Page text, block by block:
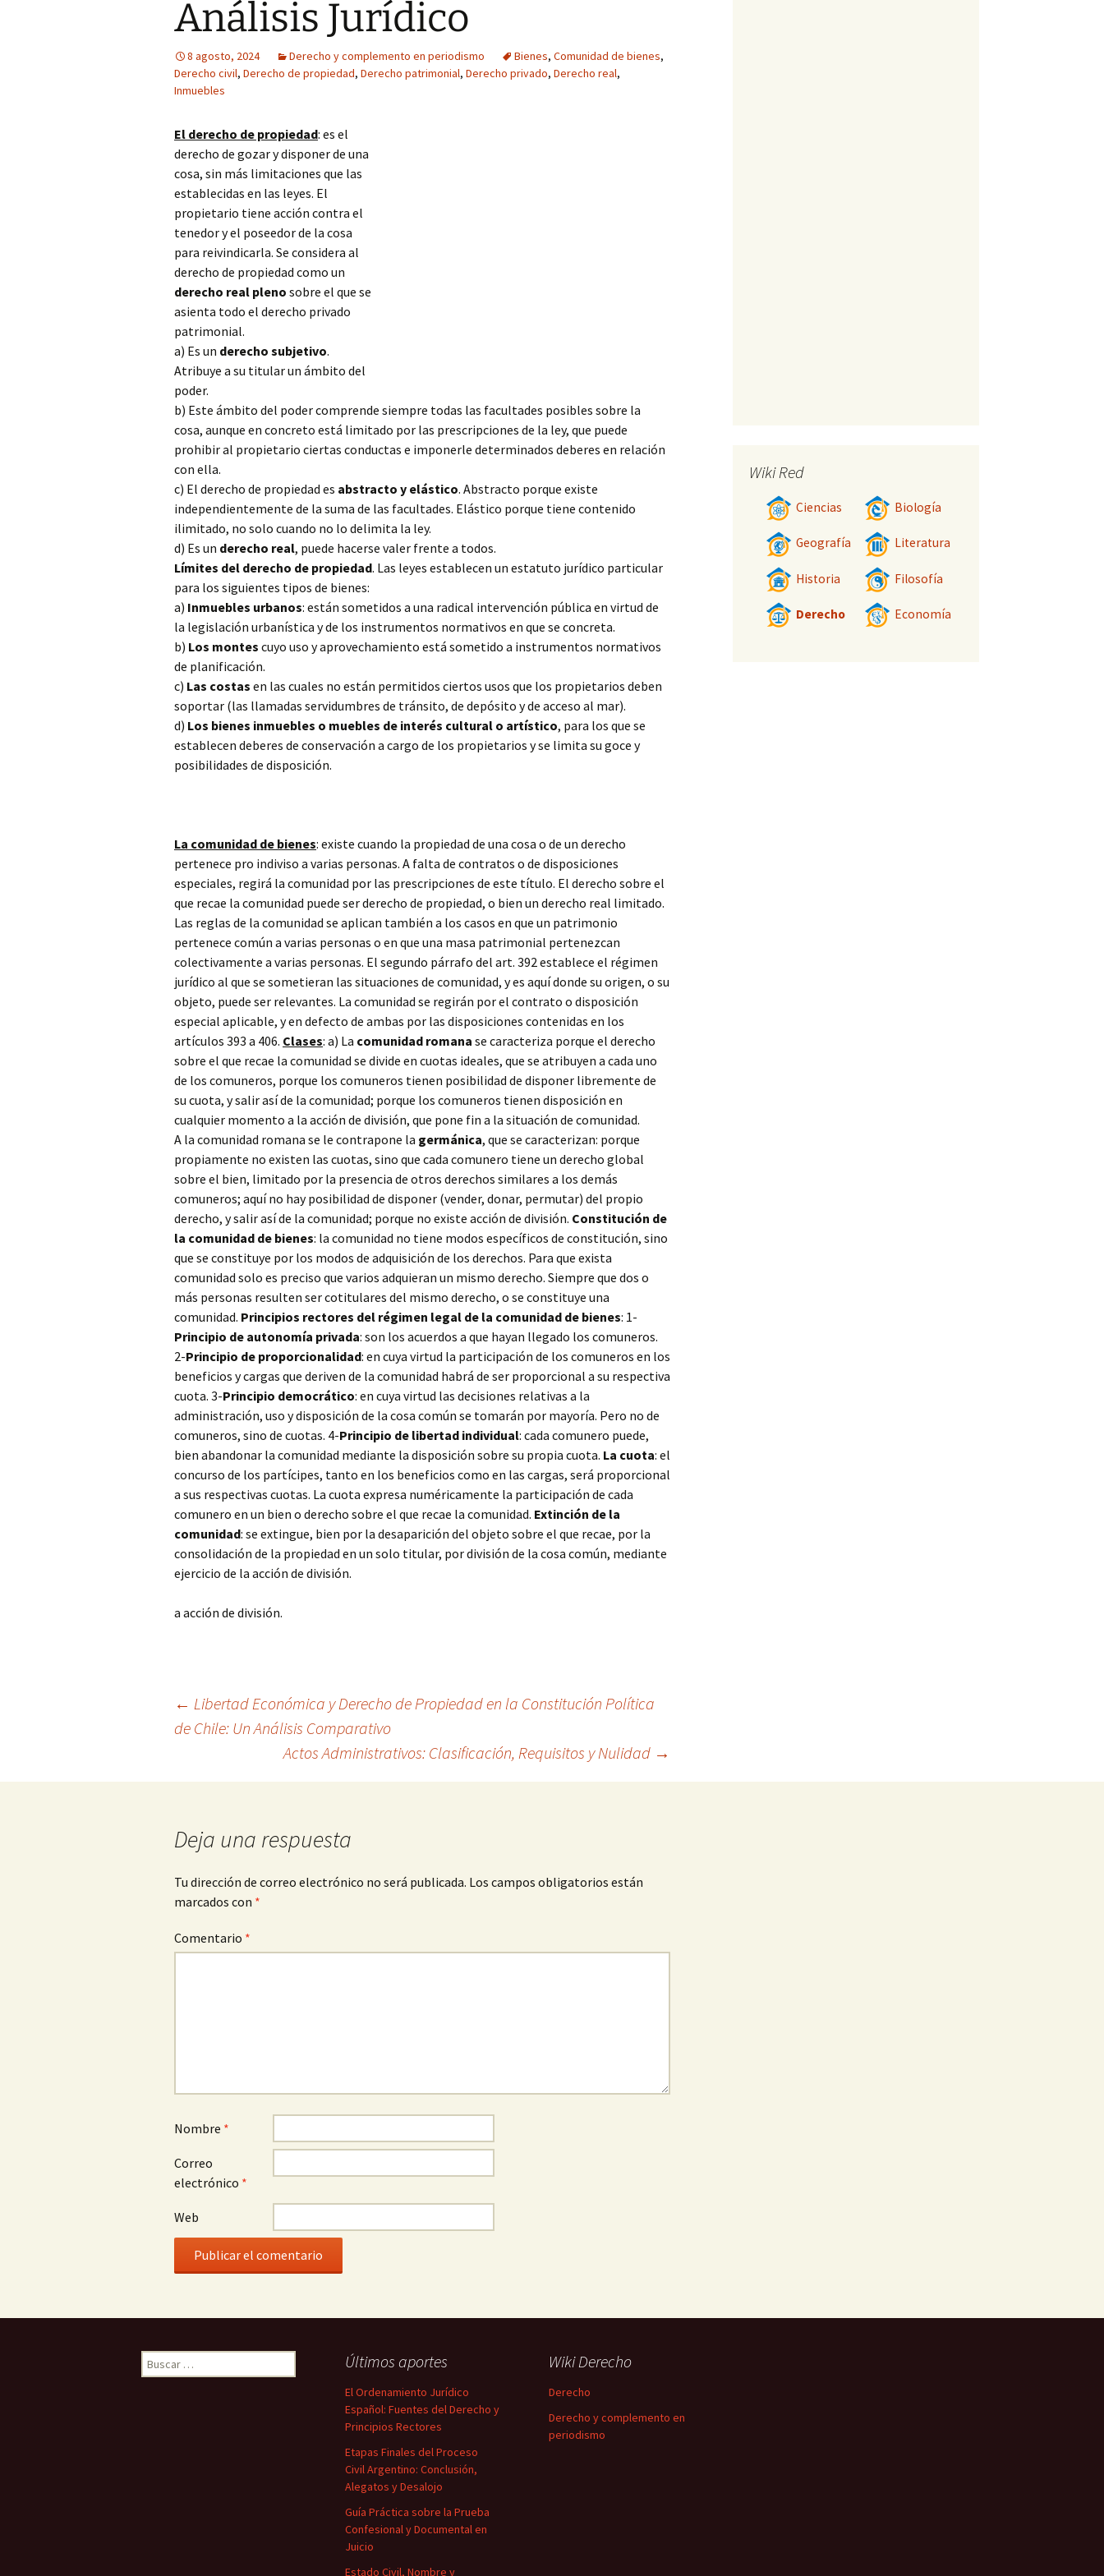
Análisis Jurídico
8 agosto, 2024 Derecho y complemento en periodismo Bienes, Comunidad de bienes,
Derecho civil, Derecho de propiedad, Derecho patrimonial, Derecho privado, Derecho real,
Inmuebles
El derecho de propiedad: es el
derecho de gozar y disponer de una
cosa, sin más limitaciones que las
establecidas en las leyes. El
propietario tiene acción contra el
tenedor y el poseedor de la cosa
para reivindicarla. Se considera al
derecho de propiedad como un
derecho real pleno sobre el que se
asienta todo el derecho privado
patrimonial.
a) Es un derecho subjetivo.
Atribuye a su titular un ámbito del
poder.
b) Este ámbito del poder comprende siempre todas las facultades posibles sobre la
cosa, aunque en concreto está limitado por las prescripciones de la ley, que puede
prohibir al propietario ciertas conductas e imponerle determinados deberes en relación
con ella.
c) El derecho de propiedad es abstracto y elástico. Abstracto porque existe
independientemente de la suma de las facultades. Elástico porque tiene contenido
ilimitado, no solo cuando no lo delimita la ley.
d) Es un derecho real, puede hacerse valer frente a todos.
Límites del derecho de propiedad. Las leyes establecen un estatuto jurídico particular
para los siguientes tipos de bienes:
a) Inmuebles urbanos: están sometidos a una radical intervención pública en virtud de
la legislación urbanística y de los instrumentos normativos en que se concreta.
b) Los montes cuyo uso y aprovechamiento está sometido a instrumentos normativos
de planificación.
c) Las costas en las cuales no están permitidos ciertos usos que los propietarios deben
soportar (las llamadas servidumbres de tránsito, de depósito y de acceso al mar).
d) Los bienes inmuebles o muebles de interés cultural o artístico, para los que se
establecen deberes de conservación a cargo de los propietarios y se limita su goce y
posibilidades de disposición.
La comunidad de bienes: existe cuando la propiedad de una cosa o de un derecho
pertenece pro indiviso a varias personas. A falta de contratos o de disposiciones
especiales, regirá la comunidad por las prescripciones de este título. El derecho sobre el
que recae la comunidad puede ser derecho de propiedad, o bien un derecho real limitado.
Las reglas de la comunidad se aplican también a los casos en que un patrimonio
pertenece común a varias personas o en que una masa patrimonial pertenezcan
colectivamente a varias personas. El segundo párrafo del art. 392 establece el régimen
jurídico al que se sometieran las situaciones de comunidad, y es aquí donde su origen, o su
objeto, puede ser relevantes. La comunidad se regirán por el contrato o disposición
especial aplicable, y en defecto de ambas por las disposiciones contenidas en los
artículos 393 a 406. Clases: a) La comunidad romana se caracteriza porque el derecho
sobre el que recae la comunidad se divide en cuotas ideales, que se atribuyen a cada uno
de los comuneros, porque los comuneros tienen posibilidad de disponer libremente de
su cuota, y salir así de la comunidad; porque los comuneros tienen disposición en
cualquier momento a la acción de división, que pone fin a la situación de comunidad.
A la comunidad romana se le contrapone la germánica, que se caracterizan: porque
propiamente no existen las cuotas, sino que cada comunero tiene un derecho global
sobre el bien, limitado por la presencia de otros derechos similares a los demás
comuneros; aquí no hay posibilidad de disponer (vender, donar, permutar) del propio
derecho, y salir así de la comunidad; porque no existe acción de división. Constitución de
la comunidad de bienes: la comunidad no tiene modos específicos de constitución, sino
que se constituye por los modos de adquisición de los derechos. Para que exista
comunidad solo es preciso que varios adquieran un mismo derecho. Siempre que dos o
más personas resulten ser cotitulares del mismo derecho, o se constituye una
comunidad. Principios rectores del régimen legal de la comunidad de bienes: 1-
Principio de autonomía privada: son los acuerdos a que hayan llegado los comuneros.
2-Principio de proporcionalidad: en cuya virtud la participación de los comuneros en los
beneficios y cargas que deriven de la comunidad habrá de ser proporcional a su respectiva
cuota. 3-Principio democrático: en cuya virtud las decisiones relativas a la
administración, uso y disposición de la cosa común se tomarán por mayoría. Pero no de
comuneros, sino de cuotas. 4-Principio de libertad individual: cada comunero puede,
bien abandonar la comunidad mediante la disposición sobre su propia cuota. La cuota: el
concurso de los partícipes, tanto en los beneficios como en las cargas, será proporcional
a sus respectivas cuotas. La cuota expresa numéricamente la participación de cada
comunero en un bien o derecho sobre el que recae la comunidad. Extinción de la
comunidad: se extingue, bien por la desaparición del objeto sobre el que recae, por la
consolidación de la propiedad en un solo titular, por división de la cosa común, mediante
ejercicio de la acción de división.
a acción de división.
Navegación
← Libertad Económica y Derecho de Propiedad en la Constitución Política
de Chile: Un Análisis Comparativo
Actos Administrativos: Clasificación, Requisitos y Nulidad →
Deja una respuesta
Tu dirección de correo electrónico no será publicada. Los campos obligatorios están
marcados con *
Comentario *
Nombre *
Correo
electrónico *
Web
Wiki Red
Ciencias Biología
Geografía Literatura
Historia Filosofía
Derecho Economía
Buscar: Últimos aportes
El Ordenamiento Jurídico
Español: Fuentes del Derecho y
Principios Rectores
Etapas Finales del Proceso
Civil Argentino: Conclusión,
Alegatos y Desalojo
Guía Práctica sobre la Prueba
Confesional y Documental en
Juicio
Estado Civil, Nombre y
Wiki Derecho
Derecho
Derecho y complemento en
periodismo